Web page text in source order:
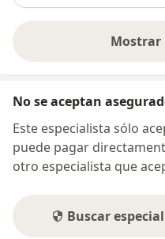
Mostrar
No se aceptan
Este especialista sólo
puede pagar
otro especialista que
Buscar